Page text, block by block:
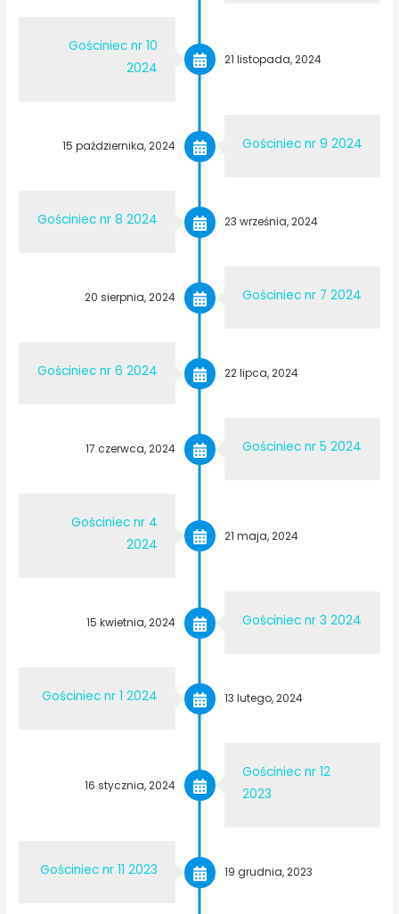
Gościniec nr 10
2024
21 listopada, 2024
Gościniec nr 9 2024
15 października, 2024
Gościniec nr 8 2024 23 września, 2024
Gościniec nr 7 2024
20 sierpnia, 2024
Gościniec nr 6 2024 22 lipca, 2024
Gościniec nr 5 2024
17 czerwca, 2024
Gościniec nr 4
2024
21 maja, 2024
Gościniec nr 3 2024
15 kwietnia, 2024
Gościniec nr 1 2024 13 lutego, 2024
Gościniec nr 12
2023
16 stycznia, 2024
Gościniec nr 11 2023 19 grudnia, 2023